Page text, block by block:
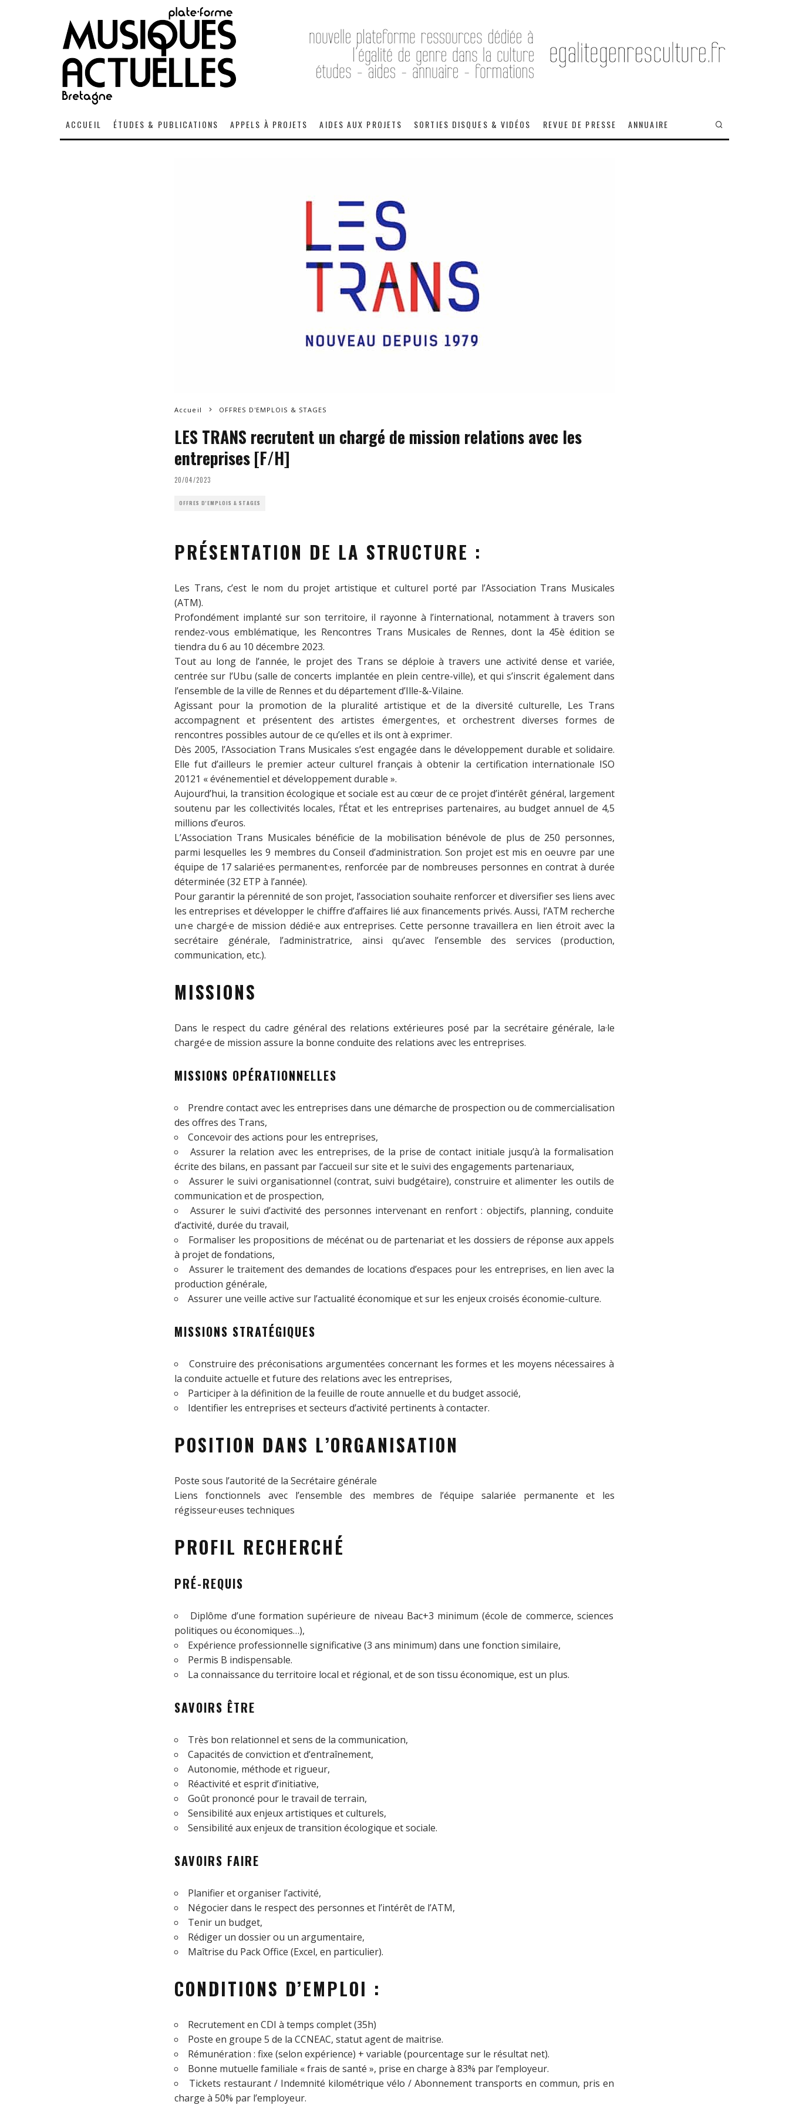
ACCUEIL ÉTUDES & PUBLICATIONS APPELS À PROJETS AIDES AUX PROJETS SORTIES DISQUES & VIDÉOS REVUE DE PRESSE ANNUAIRE
Accueil OFFRES D'EMPLOIS & STAGES
LES TRANS recrutent un chargé de mission relations avec les
entreprises [F/H]
20/04/2023
OFFRES D'EMPLOIS & STAGES
PRÉSENTATION DE LA STRUCTURE :
Les Trans, c’est le nom du projet artistique et culturel porté par l’Association Trans Musicales
(ATM).
Profondément implanté sur son territoire, il rayonne à l’international, notamment à travers son
rendez-vous emblématique, les Rencontres Trans Musicales de Rennes, dont la 45è édition se
tiendra du 6 au 10 décembre 2023.
Tout au long de l’année, le projet des Trans se déploie à travers une activité dense et variée,
centrée sur l’Ubu (salle de concerts implantée en plein centre-ville), et qui s’inscrit également dans
l’ensemble de la ville de Rennes et du département d’Ille-&-Vilaine.
Agissant pour la promotion de la pluralité artistique et de la diversité culturelle, Les Trans
accompagnent et présentent des artistes émergent·es, et orchestrent diverses formes de
rencontres possibles autour de ce qu’elles et ils ont à exprimer.
Dès 2005, l’Association Trans Musicales s’est engagée dans le développement durable et solidaire.
Elle fut d’ailleurs le premier acteur culturel français à obtenir la certification internationale ISO
20121 « événementiel et développement durable ».
Aujourd’hui, la transition écologique et sociale est au cœur de ce projet d’intérêt général, largement
soutenu par les collectivités locales, l’État et les entreprises partenaires, au budget annuel de 4,5
millions d’euros.
L’Association Trans Musicales bénéficie de la mobilisation bénévole de plus de 250 personnes,
parmi lesquelles les 9 membres du Conseil d’administration. Son projet est mis en oeuvre par une
équipe de 17 salarié·es permanent·es, renforcée par de nombreuses personnes en contrat à durée
déterminée (32 ETP à l’année).
Pour garantir la pérennité de son projet, l’association souhaite renforcer et diversifier ses liens avec
les entreprises et développer le chiffre d’affaires lié aux financements privés. Aussi, l’ATM recherche
un·e chargé·e de mission dédié·e aux entreprises. Cette personne travaillera en lien étroit avec la
secrétaire générale, l’administratrice, ainsi qu’avec l’ensemble des services (production,
communication, etc.).
MISSIONS
Dans le respect du cadre général des relations extérieures posé par la secrétaire générale, la·le
chargé·e de mission assure la bonne conduite des relations avec les entreprises.
MISSIONS OPÉRATIONNELLES
Prendre contact avec les entreprises dans une démarche de prospection ou de commercialisation
des offres des Trans,
Concevoir des actions pour les entreprises,
Assurer la relation avec les entreprises, de la prise de contact initiale jusqu’à la formalisation
écrite des bilans, en passant par l’accueil sur site et le suivi des engagements partenariaux,
Assurer le suivi organisationnel (contrat, suivi budgétaire), construire et alimenter les outils de
communication et de prospection,
Assurer le suivi d’activité des personnes intervenant en renfort : objectifs, planning, conduite
d’activité, durée du travail,
Formaliser les propositions de mécénat ou de partenariat et les dossiers de réponse aux appels
à projet de fondations,
Assurer le traitement des demandes de locations d’espaces pour les entreprises, en lien avec la
production générale,
Assurer une veille active sur l’actualité économique et sur les enjeux croisés économie-culture.
MISSIONS STRATÉGIQUES
Construire des préconisations argumentées concernant les formes et les moyens nécessaires à
la conduite actuelle et future des relations avec les entreprises,
Participer à la définition de la feuille de route annuelle et du budget associé,
Identifier les entreprises et secteurs d’activité pertinents à contacter.
POSITION DANS L’ORGANISATION
Poste sous l’autorité de la Secrétaire générale
Liens fonctionnels avec l’ensemble des membres de l’équipe salariée permanente et les
régisseur·euses techniques
PROFIL RECHERCHÉ
PRÉ-REQUIS
Diplôme d’une formation supérieure de niveau Bac+3 minimum (école de commerce, sciences
politiques ou économiques…),
Expérience professionnelle significative (3 ans minimum) dans une fonction similaire,
Permis B indispensable.
La connaissance du territoire local et régional, et de son tissu économique, est un plus.
SAVOIRS ÊTRE
Très bon relationnel et sens de la communication,
Capacités de conviction et d’entraînement,
Autonomie, méthode et rigueur,
Réactivité et esprit d’initiative,
Goût prononcé pour le travail de terrain,
Sensibilité aux enjeux artistiques et culturels,
Sensibilité aux enjeux de transition écologique et sociale.
SAVOIRS FAIRE
Planifier et organiser l’activité,
Négocier dans le respect des personnes et l’intérêt de l’ATM,
Tenir un budget,
Rédiger un dossier ou un argumentaire,
Maîtrise du Pack Office (Excel, en particulier).
CONDITIONS D’EMPLOI :
Recrutement en CDI à temps complet (35h)
Poste en groupe 5 de la CCNEAC, statut agent de maitrise.
Rémunération : fixe (selon expérience) + variable (pourcentage sur le résultat net).
Bonne mutuelle familiale « frais de santé », prise en charge à 83% par l’employeur.
Tickets restaurant / Indemnité kilométrique vélo / Abonnement transports en commun, pris en
charge à 50% par l’employeur.